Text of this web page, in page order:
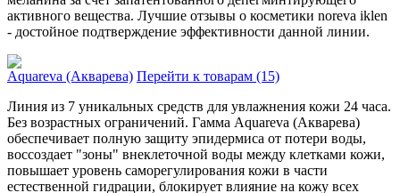
активного вещества. Лучшие отзывы о косметики noreva iklen
- достойное подтверждение эффективности данной линии.
Aquareva (Акварева) Перейти к товарам (15)
Линия из 7 уникальных средств для увлажнения кожи 24 часа.
Без возрастных ограничений. Гамма Aquareva (Акварева)
обеспечивает полную защиту эпидермиса от потери воды,
воссоздает "зоны" внеклеточной воды между клетками кожи,
повышает уровень саморегулирования кожи в части
естественной гидрации, блокирует влияние на кожу всех